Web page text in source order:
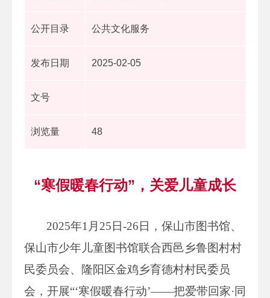
公开目录 公共文化服务
发布日期 2025-02-05
文号
浏览量 48
“寒假暖春行动”，关爱儿童成长
2025年1月25日-26日，保山市图书馆、
保山市少年儿童图书馆联合西邑乡鲁图村村
民委员会、隆阳区金鸡乡育德村村民委员
会，开展“‘寒假暖春行动’——把爱带回家·同